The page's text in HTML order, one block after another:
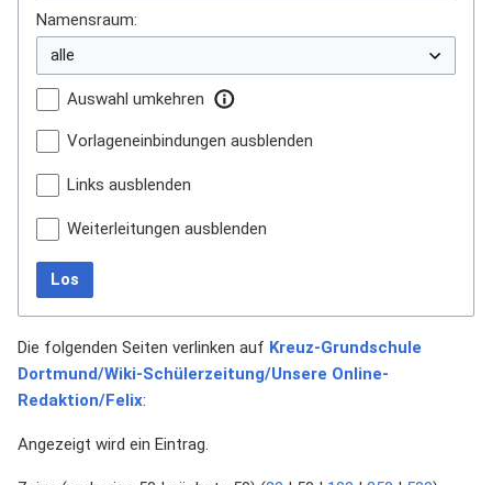
Namensraum:
Auswahl umkehren
Vorlageneinbindungen ausblenden
Links ausblenden
Weiterleitungen ausblenden
Los
Die folgenden Seiten verlinken auf Kreuz-Grundschule
Dortmund/Wiki-Schülerzeitung/Unsere Online-
Redaktion/Felix:
Angezeigt wird ein Eintrag.